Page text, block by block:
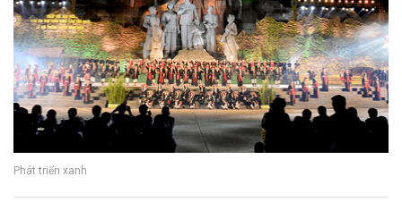
Phát triển xanh